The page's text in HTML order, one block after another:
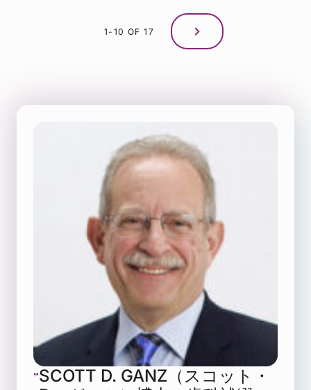
1-10 OF 17
SCOTT D. GANZ（スコット・